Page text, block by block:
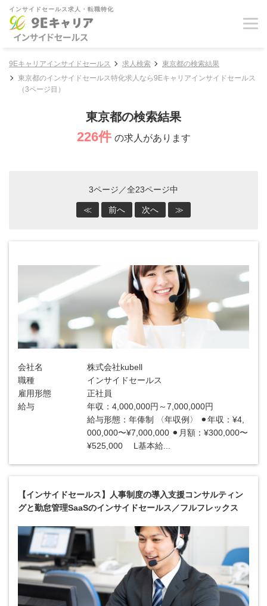
インサイドセールス求人・転職特化
9Eキャリアインサイドセールス 求人検索
東京都の検索結果
東京都のインサイドセールス特化求人なら9Eキャリアインサイドセールス
（3ページ目）
東京都の検索結果
226件 の求人があります
3ページ／全23ページ中
≪ 前へ 次へ ≫
会社名
株式会社kubell
職種
インサイドセールス
雇用形態
正社員
給与
年収：4,000,000円～7,000,000円
給与形態：年俸制 〈年収例〉 ⚫︎年収：¥4,
000,000〜¥7,000,000 ⚫︎月額：¥300,000〜
¥525,000 L基本給...
【インサイドセールス】人事制度の導入支援コンサルティン
グと勤怠管理SaaSのインサイドセールス／フルフレックス